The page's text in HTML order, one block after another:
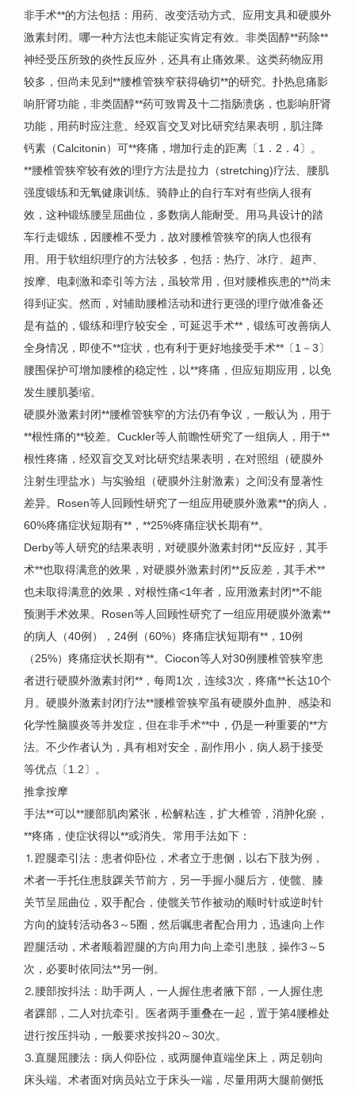
非手术**的方法包括：用药、改变活动方式、应用支具和硬膜外
激素封闭。哪一种方法也未能证实肯定有效。非类固醇**药除**
神经受压所致的炎性反应外，还具有止痛效果。这类药物应用
较多，但尚未见到**腰椎管狭窄获得确切**的研究。扑热息痛影
响肝肾功能，非类固醇**药可致胃及十二指肠溃疡，也影响肝肾
功能，用药时应注意。经双盲交叉对比研究结果表明，肌注降
钙素（Calcitonin）可**疼痛，增加行走的距离〔1．2．4〕。
**腰椎管狭窄较有效的理疗方法是拉力（stretching)疗法、腰肌
强度锻练和无氧健康训练。骑静止的自行车对有些病人很有
效，这种锻练腰呈屈曲位，多数病人能耐受。用马具设计的踏
车行走锻练，因腰椎不受力，故对腰椎管狭窄的病人也很有
用。用于软组织理疗的方法较多，包括：热疗、冰疗、超声、
按摩、电刺激和牵引等方法，虽较常用，但对腰椎疾患的**尚未
得到证实。然而，对辅助腰椎活动和进行更强的理疗做准备还
是有益的，锻练和理疗较安全，可延迟手术**，锻练可改善病人
全身情况，即使不**症状，也有利于更好地接受手术**〔1－3〕
腰围保护可增加腰椎的稳定性，以**疼痛，但应短期应用，以免
发生腰肌萎缩。
硬膜外激素封闭**腰椎管狭窄的方法仍有争议，一般认为，用于
**根性痛的**较差。Cuckler等人前瞻性研究了一组病人，用于**
根性疼痛，经双盲交叉对比研究结果表明，在对照组（硬膜外
注射生理盐水）与实验组（硬膜外注射激素）之间没有显著性
差异。Rosen等人回顾性研究了一组应用硬膜外激素**的病人，
60%疼痛症状短期有**，**25%疼痛症状长期有**。
Derby等人研究的结果表明，对硬膜外激素封闭**反应好，其手
术**也取得满意的效果，对硬膜外激素封闭**反应差，其手术**
也未取得满意的效果，对根性痛<1年者，应用激素封闭**不能
预测手术效果。Rosen等人回顾性研究了一组应用硬膜外激素**
的病人（40例），24例（60%）疼痛症状短期有**，10例
（25%）疼痛症状长期有**。Ciocon等人对30例腰椎管狭窄患
者进行硬膜外激素封闭**，每周1次，连续3次，疼痛**长达10个
月。硬膜外激素封闭疗法**腰椎管狭窄虽有硬膜外血肿、感染和
化学性脑膜炎等并发症，但在非手术**中，仍是一种重要的**方
法。不少作者认为，具有相对安全，副作用小，病人易于接受
等优点〔1.2〕。
推拿按摩
手法**可以**腰部肌肉紧张，松解粘连，扩大椎管，消肿化瘀，
**疼痛，使症状得以**或消失。常用手法如下：
⒈蹬腿牵引法：患者仰卧位，术者立于患侧，以右下肢为例，
术者一手托住患肢踝关节前方，另一手握小腿后方，使髋、膝
关节呈屈曲位，双手配合，使髋关节作被动的顺时针或逆时针
方向的旋转活动各3～5圈，然后嘱患者配合用力，迅速向上作
蹬腿活动，术者顺着蹬腿的方向用力向上牵引患肢，操作3～5
次，必要时依同法**另一例。
⒉腰部按抖法：助手两人，一人握住患者腋下部，一人握住患
者踝部，二人对抗牵引。医者两手重叠在一起，置于第4腰椎处
进行按压抖动，一般要求按抖20～30次。
⒊直腿屈腰法：病人仰卧位，或两腿伸直端坐床上，两足朝向
床头端。术者面对病员站立于床头一端，尽量用两大腿前侧抵